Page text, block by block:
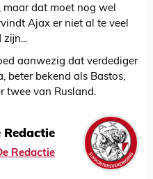
maar dat moet nog wel
Ajax er niet al te veel
zijn...
aanwezig dat verdediger
beter bekend als Bastos,
twee van Rusland.
Redactie
Redactie